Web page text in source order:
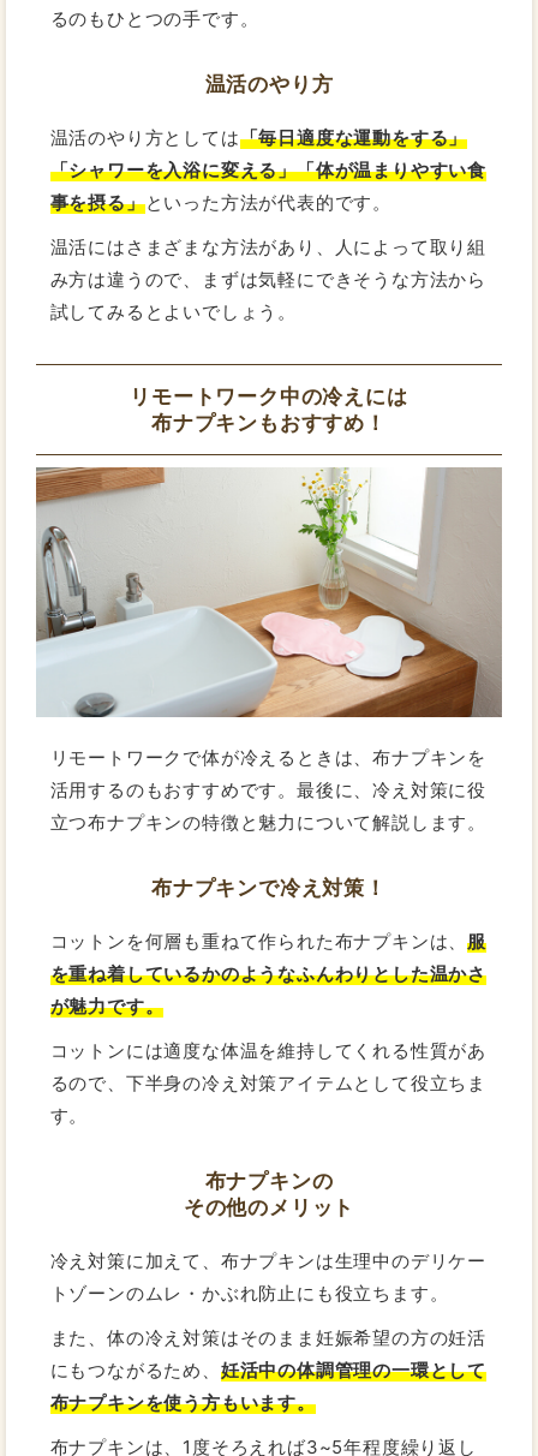
るのもひとつの手です。
温活のやり方
温活のやり方としては「毎日適度な運動をする」
「シャワーを入浴に変える」「体が温まりやすい食
事を摂る」といった方法が代表的です。
温活にはさまざまな方法があり、人によって取り組
み方は違うので、まずは気軽にできそうな方法から
試してみるとよいでしょう。
リモートワーク中の冷えには
布ナプキンもおすすめ！
リモートワークで体が冷えるときは、布ナプキンを
活用するのもおすすめです。最後に、冷え対策に役
立つ布ナプキンの特徴と魅力について解説します。
布ナプキンで冷え対策！
コットンを何層も重ねて作られた布ナプキンは、服
を重ね着しているかのようなふんわりとした温かさ
が魅力です。
コットンには適度な体温を維持してくれる性質があ
るので、下半身の冷え対策アイテムとして役立ちま
す。
布ナプキンの
その他のメリット
冷え対策に加えて、布ナプキンは生理中のデリケー
トゾーンのムレ・かぶれ防止にも役立ちます。
また、体の冷え対策はそのまま妊娠希望の方の妊活
にもつながるため、 妊活中の体調管理の一環として
布ナプキンを使う方もいます。
布ナプキンは、1度そろえれば3~5年程度繰り返し